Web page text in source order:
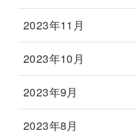
2023年11月
2023年10月
2023年9月
2023年8月